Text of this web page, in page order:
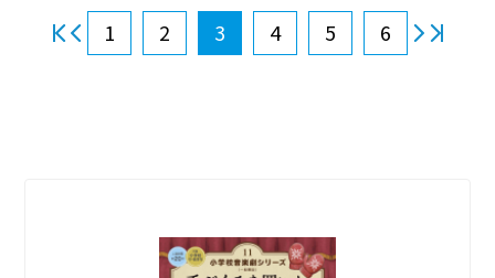
1 2 3 4 5 6